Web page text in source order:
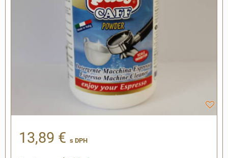
13,89 € s DPH